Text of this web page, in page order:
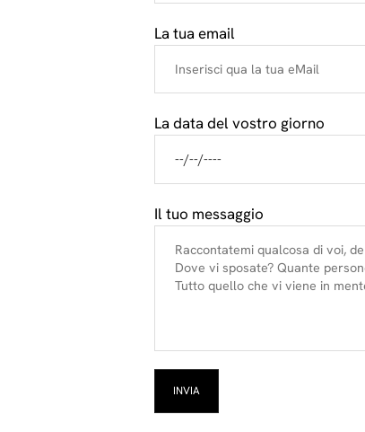
La tua email
La data del vostro giorno
Il tuo messaggio